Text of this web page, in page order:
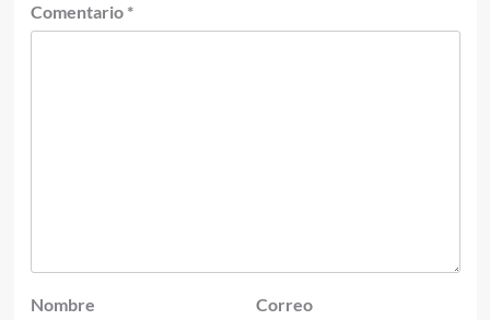
Comentario *
Nombre
Correo